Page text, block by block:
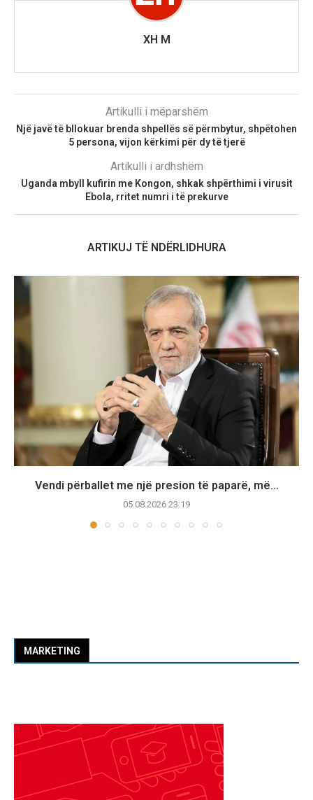
XH M
Artikulli i mëparshëm
Një javë të bllokuar brenda shpellës së përmbytur, shpëtohen
5 persona, vijon kërkimi për dy të tjerë
Artikulli i ardhshëm
Uganda mbyll kufirin me Kongon, shkak shpërthimi i virusit
Ebola, rritet numri i të prekurve
ARTIKUJ TË NDËRLIDHURA
Vendi përballet me një presion të paparë, më...
05.08.2026 23:19
MARKETING